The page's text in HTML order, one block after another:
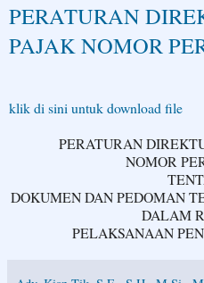
PERATURAN
PAJAK NOMOR
klik di sini untuk download file
PERATURAN
NOMOR
DOKUMEN DAN PEDOMAN
DALAM
PELAKSANAAN